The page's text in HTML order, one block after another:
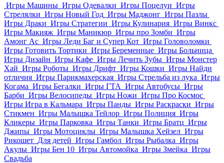
Игры Машины Игры Одевалки Игры Поцелуи Игры
Стрелялки Игры Новый Год Игры Маджонг Игры Пазлы
Игры Драки Игры Стратегии Игры Кулинария Игры Винкс
Игры Макияж Игры Маникюр Игры про Зомби Игры
Амонг Ас Игры Леди Баг и Супер Кот Игры Головоломки
Игры Готовить Тортики Игры Беременные Игры Больница
Игры Дизайн Игры Кафе Игры Лечить Зубы Игры Монстер
Хай Игры Роботы Игры Дрифт Игры Кошки Игры Найди
отличия Игры Парикмахерская Игры Стрельба из лука Игры
Когама Игры Бегалки Игры ГТА Игры Автобусы Игры
Барби Игры Велосипеды Игры Ножи Игры Про Космос
Игры Игра в Кальмара Игры Панды Игры Раскраски Игры
Стикмен Игры Малышка Тейлор Игры Полиция Игры
Кликеры Игры Парковка Игры Танки Игры Братц Игры
Джипы Игры Мотоциклы Игры Малышка Хейзел Игры
Рикошет Для детей Игры Гамбол Игры Рыбалка Игры
Акулы Игры Бен 10 Игры Автомойка Игры Змейка Игры
Свадьба